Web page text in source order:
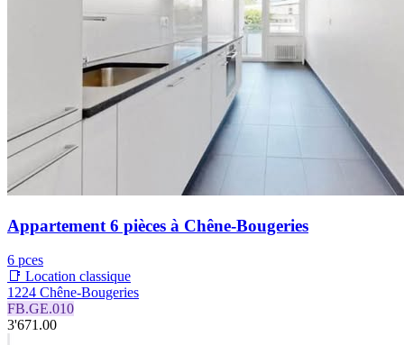
Appartement 6 pièces à Chêne-Bougeries
6 pces
📑 Location classique
1224 Chêne-Bougeries
FB.GE.010
3'671.00